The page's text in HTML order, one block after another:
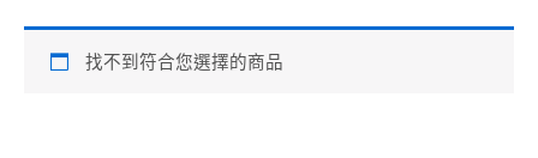
找不到符合您選擇的商品